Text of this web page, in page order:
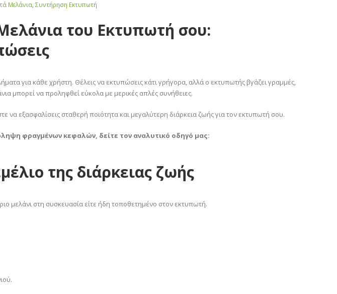
Μελάνια ,Συντήρηση Εκτυπωτή
του Εκτυπωτή σου:
για κάθε χρήστη. Θέλεις να εκτυπώσεις κάτι γρήγορα, αλλά ο εκτυπωτής βγάζει γραμμές,
μπορεί να προληφθεί εύκολα με μερικές απλές συνήθειες.
να εξασφαλίσεις σταθερή ποιότητα και μεγαλύτερη διάρκεια ζωής για τον εκτυπωτή σου.
φραγμένων κεφαλών, δείτε τον αναλυτικό οδηγό μας:
της διάρκειας ζωής
μελάνι στη συσκευασία είτε ήδη τοποθετημένο στον εκτυπωτή.